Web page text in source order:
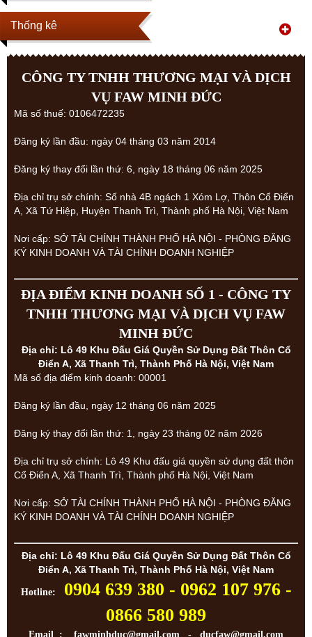
Thống kê
CÔNG TY TNHH THƯƠNG MẠI VÀ DỊCH
VỤ FAW MINH ĐỨC
Mã số thuế: 0106472235
Đăng ký lần đầu: ngày 04 tháng 03 năm 2014
Đăng ký thay đổi lần thứ: 6, ngày 18 tháng 06 năm 2025
Địa chỉ trụ sở chính: Số nhà 4B ngách 1 Xóm Lợ, Thôn Cổ Điển
A, Xã Tứ Hiệp, Huyện Thanh Trì, Thành phố Hà Nội, Việt Nam
Nơi cấp: SỞ TÀI CHÍNH THÀNH PHỐ HÀ NỘI - PHÒNG ĐĂNG
KÝ KINH DOANH VÀ TÀI CHÍNH DOANH NGHIỆP
ĐỊA ĐIỂM KINH DOANH SỐ 1 - CÔNG TY
TNHH THƯƠNG MẠI VÀ DỊCH VỤ FAW
MINH ĐỨC
Địa chỉ: Lô 49 Khu Đấu Giá Quyền Sử Dụng Đất Thôn Cổ
Điển A, Xã Thanh Trì, Thành Phố Hà Nội, Việt Nam
Mã số địa điểm kinh doanh: 00001
Đăng ký lần đầu, ngày 12 tháng 06 năm 2025
Đăng ký thay đổi lần thứ: 1, ngày 23 tháng 02 năm 2026
Địa chỉ trụ sở chính: Lô 49 Khu đấu giá quyền sử dụng đất thôn
Cổ Điển A, Xã Thanh Trì, Thành phố Hà Nội, Việt Nam
Nơi cấp: SỞ TÀI CHÍNH THÀNH PHỐ HÀ NỘI - PHÒNG ĐĂNG
KÝ KINH DOANH VÀ TÀI CHÍNH DOANH NGHIỆP
Địa chỉ: Lô 49 Khu Đấu Giá Quyền Sử Dụng Đất Thôn Cổ
Điển A, Xã Thanh Trì, Thành Phố Hà Nội, Việt Nam
Hotline: 0904 639 380 - 0962 107 976 -
0866 580 989
Email : fawminhduc@gmail.com - ducfaw@gmail.com